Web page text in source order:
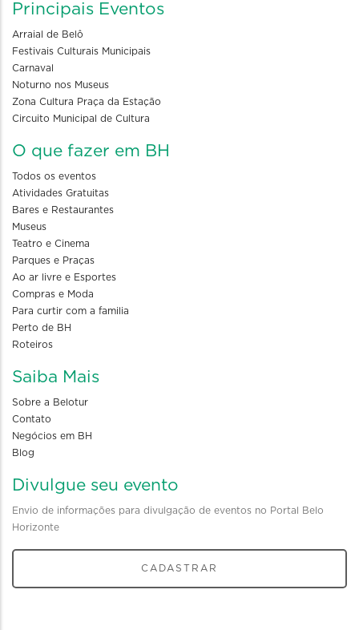
Principais Eventos
Arraial de Belô
Festivais Culturais Municipais
Carnaval
Noturno nos Museus
Zona Cultura Praça da Estação
Circuito Municipal de Cultura
O que fazer em BH
Todos os eventos
Atividades Gratuitas
Bares e Restaurantes
Museus
Teatro e Cinema
Parques e Praças
Ao ar livre e Esportes
Compras e Moda
Para curtir com a familia
Perto de BH
Roteiros
Saiba Mais
Sobre a Belotur
Contato
Negócios em BH
Blog
Divulgue seu evento
Envio de informações para divulgação de eventos no Portal Belo
Horizonte
CADASTRAR